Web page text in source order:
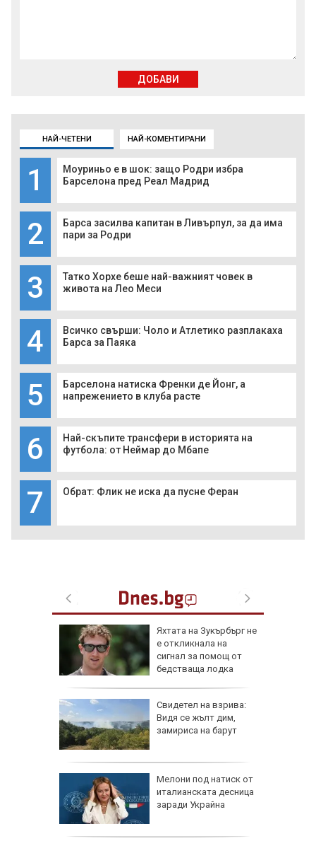
НАЙ-ЧЕТЕНИ НАЙ-КОМЕНТИРАНИ
1
Моуриньо е в шок: защо Родри избра
Барселона пред Реал Мадрид
2
Барса засилва капитан в Ливърпул, за да има
пари за Родри
3
Татко Хорхе беше най-важният човек в
живота на Лео Меси
4
Всичко свърши: Чоло и Атлетико разплакаха
Барса за Паяка
5
Барселона натиска Френки де Йонг, а
напрежението в клуба расте
6
Най-скъпите трансфери в историята на
футбола: от Неймар до Мбапе
7 Обрат: Флик не иска да пусне Феран
Яхтата на Зукърбърг не
е откликнала на
сигнал за помощ от
бедстваща лодка
Свидетел на взрива:
Видя се жълт дим,
замириса на барут
Мелони под натиск от
италианската десница
заради Украйна
ДОБАВИ